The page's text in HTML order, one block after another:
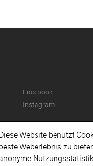
Facebook
Instagram
Diese Website benutzt
beste Weberlebnis zu